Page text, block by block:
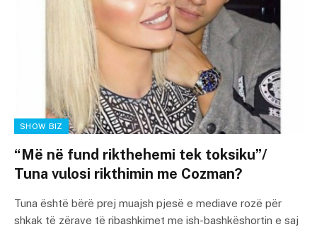
SHOW BIZ
“Më në fund rikthehemi tek toksiku”/
Tuna vulosi rikthimin me Cozman?
Tuna është bërë prej muajsh pjesë e mediave rozë për
shkak të zërave të ribashkimet me ish-bashkëshortin e saj